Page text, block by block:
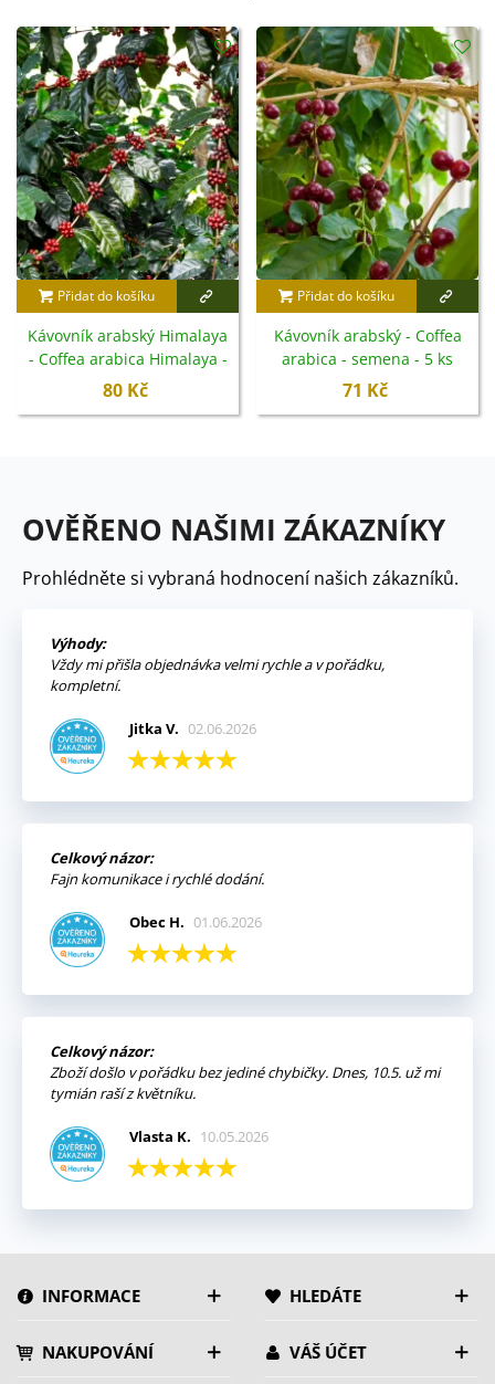
Přidat do košíku
Kávovník arabský Himalaya
- Coffea arabica Himalaya -
semena - 5 ks
80 Kč
Přidat do košíku
Kávovník arabský - Coffea
arabica - semena - 5 ks
71 Kč
OVĚŘENO NAŠIMI ZÁKAZNÍKY
Prohlédněte si vybraná hodnocení našich zákazníků.
Výhody:
Vždy mi přišla objednávka velmi rychle a v pořádku,
kompletní.
Jitka V. 02.06.2026
Celkový názor:
Fajn komunikace i rychlé dodání.
Obec H. 01.06.2026
Celkový názor:
Zboží došlo v pořádku bez jediné chybičky. Dnes, 10.5. už mi
tymián raší z květníku.
Vlasta K. 10.05.2026
INFORMACE HLEDÁTE
NAKUPOVÁNÍ VÁŠ ÚČET